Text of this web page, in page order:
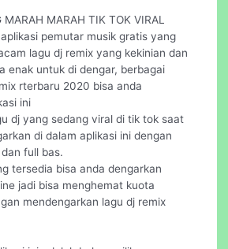
MARAH MARAH TIK TOK VIRAL
pemutar musik gratis yang
lagu dj remix yang kekinian dan
enak untuk di dengar, berbagai
rterbaru 2020 bisa anda
ini
dj yang sedang viral di tik tok saat
di dalam aplikasi ini dengan
full bas.
tersedia bisa anda dengarkan
jadi bisa menghemat kuota
mendengarkan lagu dj remix